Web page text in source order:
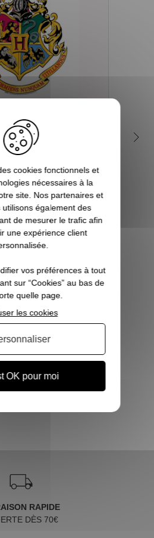
les 4 maisons
Harry Potter ?
parution en 1997, et
l’arrivée du film en 2001,
Potter a conquis la
La Pottermania nous a
touchées. Qui n’a pas
le jour de s...
L'ARTICLE
RAPIDE
DÈS 70€
cookies fonctionnels et
nécessaires à la
site. Nos partenaires et
également des
de mesurer le trafic afin
une expérience client
vos préférences à tout
sur “Cookies” au bas de
quelle page.
OK pour moi
les cookies